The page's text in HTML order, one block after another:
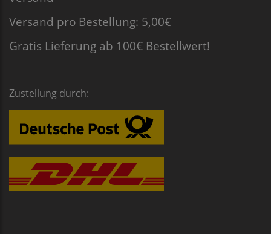
Versand pro Bestellung: 5,00€
Gratis Lieferung ab 100€ Bestellwert!
Zustellung durch: